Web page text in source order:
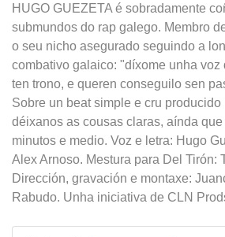
HUGO GUEZETA é sobradamente
submundos do rap galego. Membro
o seu nicho asegurado seguindo a
combativo galaico: "díxome unha voz
ten trono, e queren conseguilo sen
Sobre un beat simple e cru producido
déixanos as cousas claras, aínda
minutos e medio. Voz e letra: Hugo
Alex Arnoso. Mestura para Del Tirón:
Dirección, gravación e montaxe:
Rabudo. Unha iniciativa de CLN